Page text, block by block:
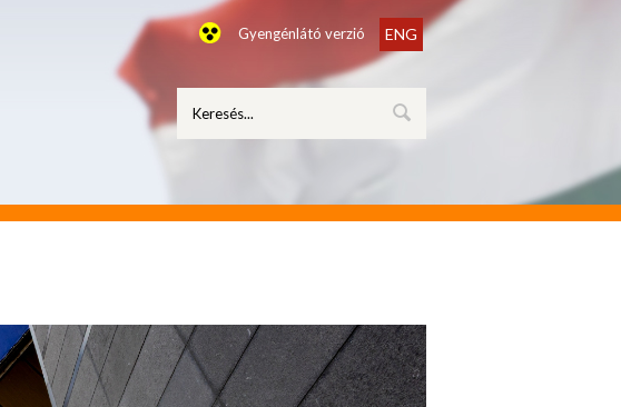
Gyengénlátó verzió ENG